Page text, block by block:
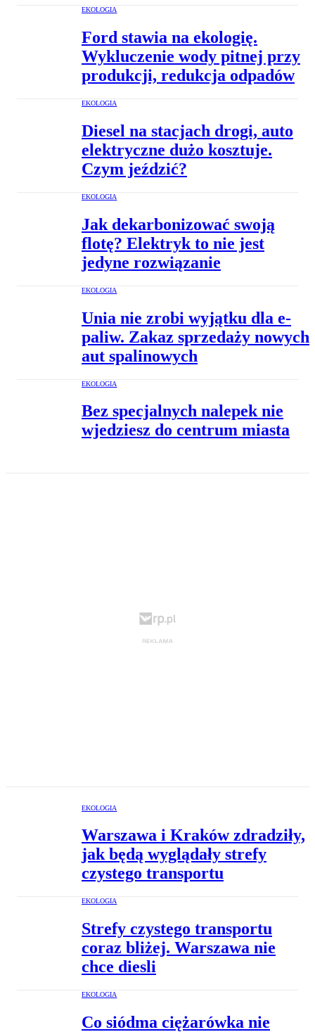
EKOLOGIA
Ford stawia na ekologię.
Wykluczenie wody pitnej przy
produkcji, redukcja odpadów
EKOLOGIA
Diesel na stacjach drogi, auto
elektryczne dużo kosztuje.
Czym jeździć?
EKOLOGIA
Jak dekarbonizować swoją
flotę? Elektryk to nie jest
jedyne rozwiązanie
EKOLOGIA
Unia nie zrobi wyjątku dla e-
paliw. Zakaz sprzedaży nowych
aut spalinowych
EKOLOGIA
Bez specjalnych nalepek nie
wjedziesz do centrum miasta
EKOLOGIA
Warszawa i Kraków zdradziły,
jak będą wyglądały strefy
czystego transportu
EKOLOGIA
Strefy czystego transportu
coraz bliżej. Warszawa nie
chce diesli
EKOLOGIA
Co siódma ciężarówka nie